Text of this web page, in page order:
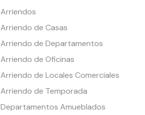
Arriendos
Arriendo de Casas
Arriendo de Departamentos
Arriendo de Oficinas
Arriendo de Locales Comerciales
Arriendo de Temporada
Departamentos Amueblados